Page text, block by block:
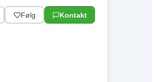
Følg Kontakt